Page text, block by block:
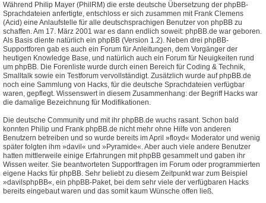
Während Philip Mayer (PhilRM) die erste deutsche Übersetzung der phpBB-
Sprachdateien anfertigte, entschloss er sich zusammen mit Frank Clemens
(Acid) eine Anlaufstelle für alle deutschsprachigen Benutzer von phpBB zu
schaffen. Am 17. März 2001 war es dann endlich soweit: phpBB.de war geboren.
Als Basis diente natürlich ein phpBB (Version 1.2). Neben drei phpBB-
Supportforen gab es auch ein Forum für Anleitungen, dem Vorgänger der
heutigen Knowledge Base, und natürlich auch ein Forum für Neuigkeiten rund
um phpBB. Die Forenliste wurde durch einen Bereich für Coding & Technik,
Smalltalk sowie ein Testforum vervollständigt. Zusätzlich wurde auf phpBB.de
noch eine Sammlung von Hacks, für die deutsche Sprachdateien verfügbar
waren, gepflegt. Wissenswert in diesem Zusammenhang: der Begriff Hacks war
die damalige Bezeichnung für Modifikationen.
Die deutsche Community und mit ihr phpBB.de wuchs rasant. Schon bald
konnten Philip und Frank phpBB.de nicht mehr ohne Hilfe von anderen
Benutzern betreiben und so wurde bereits im April »floyd« Moderator und wenig
später folgten ihm »davil« und »Pyramide«. Aber auch viele andere Benutzer
hatten mittlerweile einige Erfahrungen mit phpBB gesammelt und gaben ihr
Wissen weiter. Sie beantworteten Supportfragen im Forum oder programmierten
eigene Hacks für phpBB. Sehr beliebt zu diesem Zeitpunkt war zum Beispiel
»davilsphpBB«, ein phpBB-Paket, bei dem sehr viele der verfügbaren Hacks
bereits eingebaut waren und das somit kaum Wünsche offen ließ.